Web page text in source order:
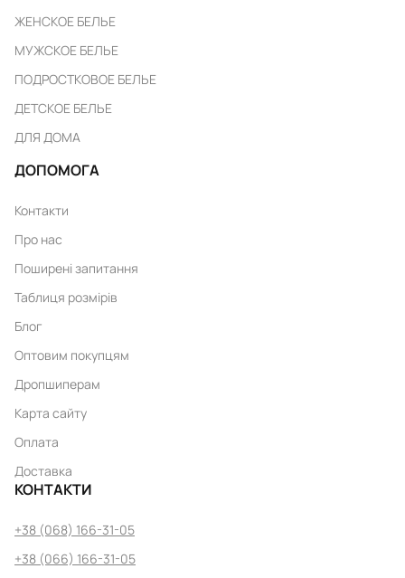
ЖЕНСКОЕ БЕЛЬЕ
МУЖСКОЕ БЕЛЬЕ
ПОДРОСТКОВОЕ БЕЛЬЕ
ДЕТСКОЕ БЕЛЬЕ
ДЛЯ ДОМА
ДОПОМОГА
Контакти
Про нас
Поширені запитання
Таблиця розмірів
Блог
Оптовим покупцям
Дропшиперам
Карта сайту
Оплата
Доставка
КОНТАКТИ
+38 (068) 166-31-05
+38 (066) 166-31-05